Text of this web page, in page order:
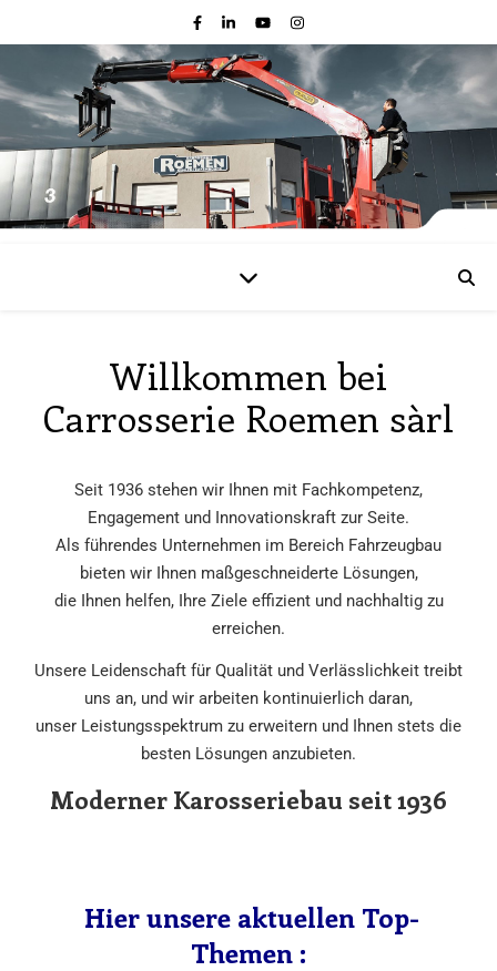
Willkommen bei
Carrosserie Roemen sàrl
Seit 1936 stehen wir Ihnen mit Fachkompetenz,
Engagement und Innovationskraft zur Seite.
Als führendes Unternehmen im Bereich Fahrzeugbau
bieten wir Ihnen maßgeschneiderte Lösungen,
die Ihnen helfen, Ihre Ziele effizient und nachhaltig zu
erreichen.
Unsere Leidenschaft für Qualität und Verlässlichkeit treibt
uns an, und wir arbeiten kontinuierlich daran,
unser Leistungsspektrum zu erweitern und Ihnen stets die
besten Lösungen anzubieten.
Moderner Karosseriebau seit 1936
Hier unsere aktuellen Top-
Themen :